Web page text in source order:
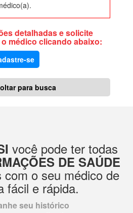
detalhadas e solicite
médico clicando abaixo:
se
para busca
você pode ter todas
DE SAÚDE
o seu médico de
fácil e rápida.
seu histórico